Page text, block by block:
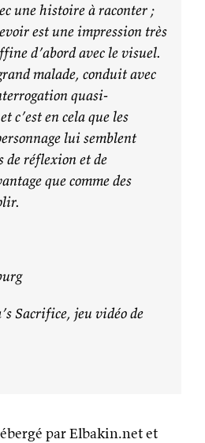
une histoire à raconter ;
est une impression très
d’abord avec le visuel.
malade, conduit avec
quasi-
c’est en cela que les
lui semblent
de réflexion et de
que comme des
Sacrifice, jeu vidéo de
par Elbakin.net et